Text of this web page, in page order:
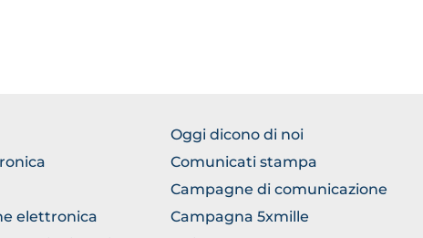
elettronica
FOOTER
COMUNICAZIONE
Oggi dicono di noi
Comunicati stampa
Campagne di comunicazione
Campagna 5xmille